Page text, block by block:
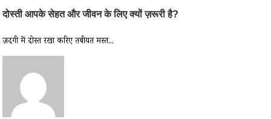
दोस्ती आपके सेहत और जीवन के लिए क्यों ज़रूरी है?
ज़िंदगी में दोस्त रखा करिए तबीयत मस्त...